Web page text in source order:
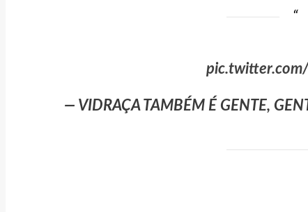
— VIDRAÇA TAMBÉM É GENTE,